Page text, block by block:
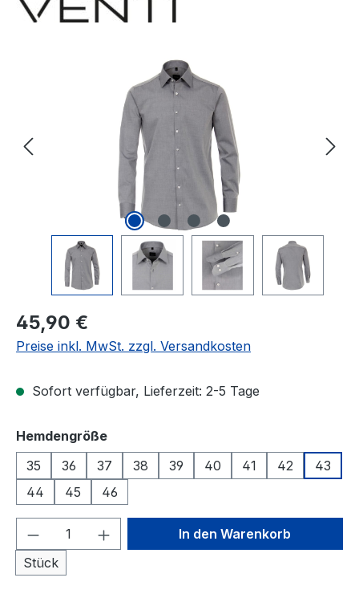
Bildergalerie überspringen
Regulärer Preis:
45,90 €
Preise inkl. MwSt. zzgl. Versandkosten
Sofort verfügbar, Lieferzeit: 2-5 Tage
Hemdengrößeauswählen
35
36 37 38 39 40 41 42
43
44
45 46
Produkt Anzahl: Gib den
Stück
In den Warenkorb